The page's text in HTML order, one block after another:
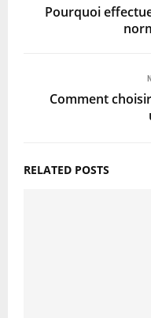
Pourquoi
Comment
RELATED POSTS